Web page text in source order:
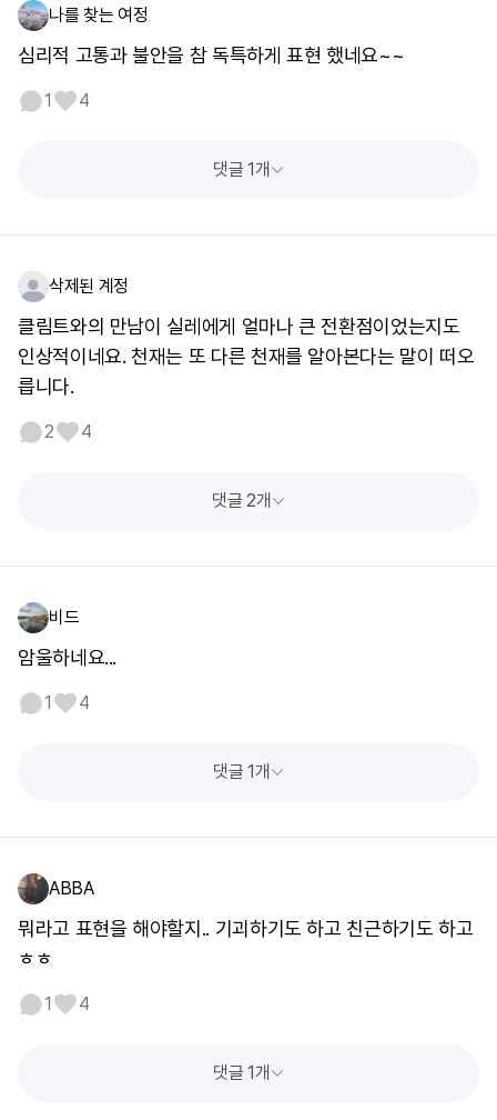
나를 찾는 여정
심리적 고통과 불안을 참 독특하게 표현 했네요~~
1 4
댓글 1개
삭제된 계정
클림트와의 만남이 실레에게 얼마나 큰 전환점이었는지도
인상적이네요. 천재는 또 다른 천재를 알아본다는 말이 떠오
릅니다.
2 4
댓글 2개
비드
암울하네요...
1 4
댓글 1개
ABBA
뭐라고 표현을 해야할지.. 기괴하기도 하고 친근하기도 하고
ㅎㅎ
1 4
댓글 1개